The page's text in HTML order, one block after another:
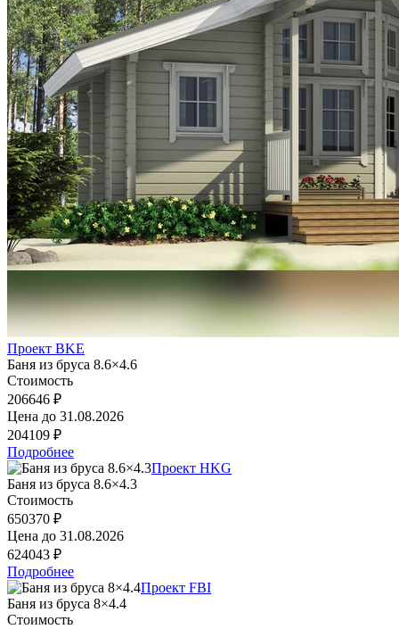
Проект BKE
Баня из бруса 8.6×4.6
Стоимость
206646 ₽
Цена до 31.08.2026
204109 ₽
Подробнее
Проект HKG
Баня из бруса 8.6×4.3
Стоимость
650370 ₽
Цена до 31.08.2026
624043 ₽
Подробнее
Проект FBI
Баня из бруса 8×4.4
Стоимость